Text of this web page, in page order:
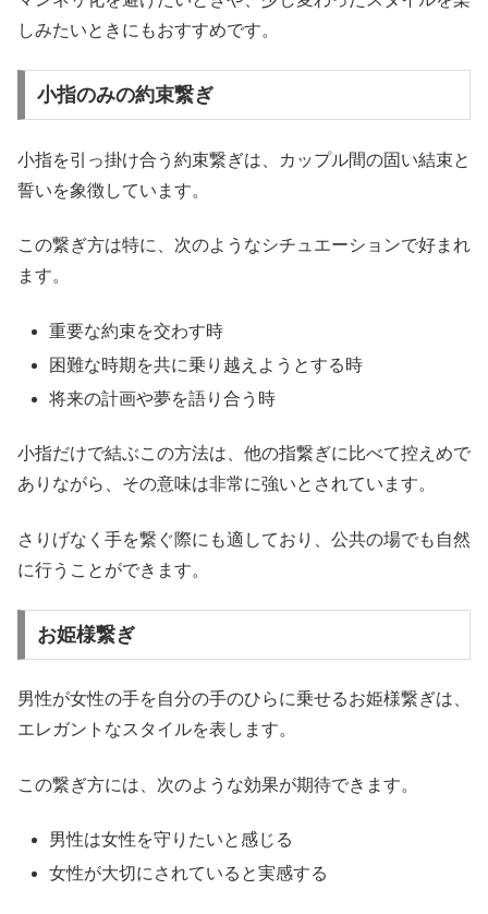
しみたいときにもおすすめです。
小指のみの約束繋ぎ
小指を引っ掛け合う約束繋ぎは、カップル間の固い結束と
誓いを象徴しています。
こ の繋ぎ方は特に、次のようなシチュエーションで好まれ
ます。
重要な約束を交わす時
困難な時期を共に乗り越えようとする時
将来の計画や夢を語り合う時
小指だけで結ぶこの方法は、他の指繋ぎに比べて控えめで
ありながら、その意味は非常に強いとされています。
さりげなく手を繋ぐ際にも適しており、公共の場でも自然
に行うことができます。
お姫様繋ぎ
男性が女性の手を自分の手のひらに乗せるお姫様繋ぎは、
エレガントなスタイルを表します。
この繋ぎ方には、次のような効果が期待できます。
男性は女性を守りたいと感じる
女性が大切にされていると実感する